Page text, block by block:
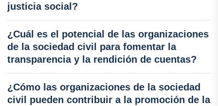
justicia social?
¿Cuál es el potencial de las organizaciones
de la sociedad civil para fomentar la
transparencia y la rendición de cuentas?
¿Cómo las organizaciones de la sociedad
civil pueden contribuir a la promoción de la